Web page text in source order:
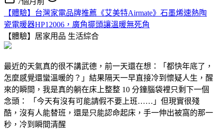
【體驗】台灣家電品牌推薦《艾美特Airmate》石墨烯速熱陶
瓷電暖器HP12006，廣角擺頭讓溫暖無死角
【體驗】居家用品 生活綜合
最近的天氣真的很不講武德，前一天還在想：「都快年底了，
怎麼感覺還蠻溫暖的？」結果隔天一早直接冷到懷疑人生，醒
來的瞬間，我是真的躺在床上整整 10 分鐘腦袋裡只剩下一個
念頭： 「今天有沒有可能請假不要上班……」但現實很殘
酷，沒有人能替班，還是只能認命起床，手一伸出被窩的那一
秒，冷到瞬間清醒